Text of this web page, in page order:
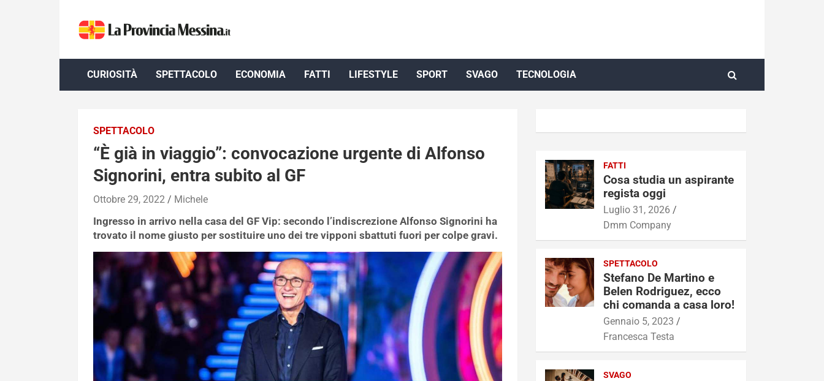
content
CURIOSITÀ SPETTACOLO ECONOMIA FATTI LIFESTYLE SPORT SVAGO TECNOLOGIA
SPETTACOLO
“È già in viaggio”: convocazione urgente di Alfonso
Signorini, entra subito al GF
Ottobre 29, 2022 Michele
Ingresso in arrivo nella casa del GF Vip: secondo l’indiscrezione Alfonso Signorini ha
trovato il nome giusto per sostituire uno dei tre vipponi sbattuti fuori per colpe gravi.
FATTI
Cosa studia un aspirante
regista oggi
Luglio 31, 2026
Dmm Company
SPETTACOLO
Stefano De Martino e
Belen Rodriguez, ecco
chi comanda a casa loro!
Gennaio 5, 2023
Francesca Testa
SVAGO